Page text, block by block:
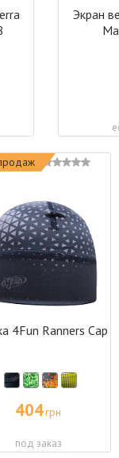
Экран
4Fun Ranners Cap
404грн
под заказ